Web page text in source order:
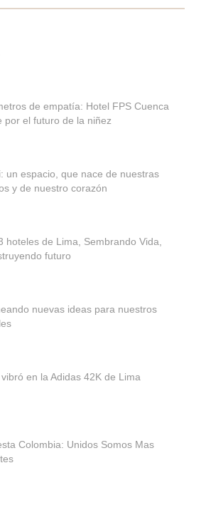
de empatía: Hotel FPS Cuenca
por el futuro de la niñez
un espacio, que nace de nuestras
y de nuestro corazón
hoteles de Lima, Sembrando Vida,
futuro
nuevas ideas para nuestros
en la Adidas 42K de Lima
Colombia: Unidos Somos Mas